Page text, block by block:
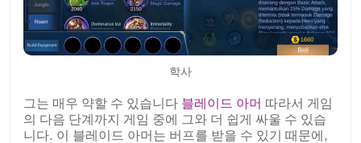
학사
그는 매우 약할 수 있습니다 블레이드 아머 따라서 게임
의 다음 단계까지 게임 중에 그와 더 쉽게 싸울 수 있습
니다. 이 블레이드 아머는 버프를 받을 수 있기 때문에,